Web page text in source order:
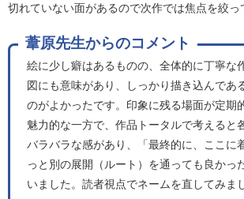
切れていない面があるので次作では焦点を絞っ
葦原先生からのコメント
絵に少し癖はあるものの、全体的に丁寧な
図にも意味があり、しっかり描き込んであ
のがよかったです。印象に残る場面が定期
魅力的な一方で、作品トータルで考えると
バラバラな感があり、「最終的に、ここに
っと別の展開（ルート）を通っても良かっ
いました。読者視点でネームを直してみま